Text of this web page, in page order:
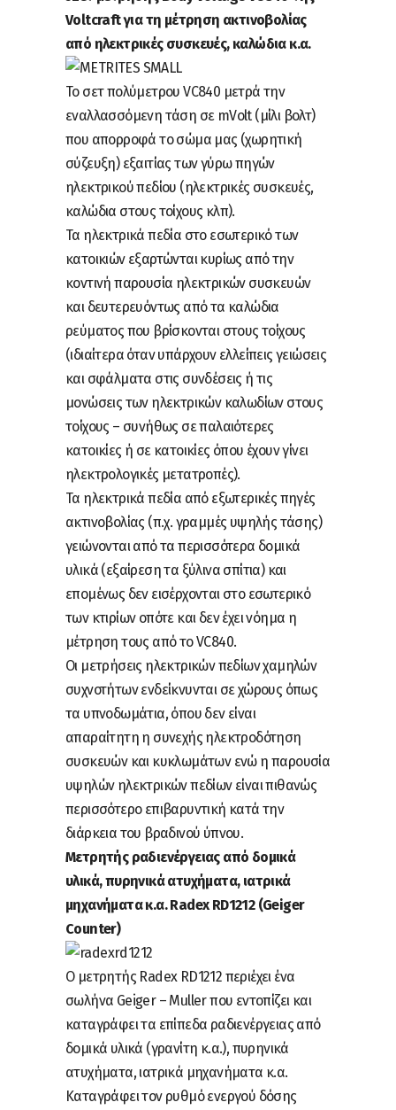
Voltcraft για τη μέτρηση ακτινοβολίας
από ηλεκτρικές συσκευές, καλώδια κ.α.
Το σετ πολύμετρου VC840 μετρά την
εναλλασσόμενη τάση σε mVolt (μίλι βολτ)
που απορροφά το σώμα μας (χωρητική
σύζευξη) εξαιτίας των γύρω πηγών
ηλεκτρικού πεδίου (ηλεκτρικές συσκευές,
καλώδια στους τοίχους κλπ).
Τα ηλεκτρικά πεδία στο εσωτερικό των
κατοικιών εξαρτώνται κυρίως από την
κοντινή παρουσία ηλεκτρικών συσκευών
και δευτερευόντως από τα καλώδια
ρεύματος που βρίσκονται στους τοίχους
(ιδιαίτερα όταν υπάρχουν ελλείπεις γειώσεις
και σφάλματα στις συνδέσεις ή τις
μονώσεις των ηλεκτρικών καλωδίων στους
τοίχους – συνήθως σε παλαιότερες
κατοικίες ή σε κατοικίες όπου έχουν γίνει
ηλεκτρολογικές μετατροπές).
Τα ηλεκτρικά πεδία από εξωτερικές πηγές
ακτινοβολίας (π.χ. γραμμές υψηλής τάσης)
γειώνονται από τα περισσότερα δομικά
υλικά (εξαίρεση τα ξύλινα σπίτια) και
επομένως δεν εισέρχονται στο εσωτερικό
των κτιρίων οπότε και δεν έχει νόημα η
μέτρηση τους από το VC840.
Οι μετρήσεις ηλεκτρικών πεδίων χαμηλών
συχνοτήτων ενδείκνυνται σε χώρους όπως
τα υπνοδωμάτια, όπου δεν είναι
απαραίτητη η συνεχής ηλεκτροδότηση
συσκευών και κυκλωμάτων ενώ η παρουσία
υψηλών ηλεκτρικών πεδίων είναι πιθανώς
περισσότερο επιβαρυντική κατά την
διάρκεια του βραδινού ύπνου.
Μετρητής ραδιενέργειας από δομικά
υλικά, πυρηνικά ατυχήματα, ιατρικά
μηχανήματα κ.α. Radex RD1212 (Geiger
Counter)
Ο μετρητής Radex RD1212 περιέχει ένα
σωλήνα Geiger – Muller που εντοπίζει και
καταγράφει τα επίπεδα ραδιενέργειας από
δομικά υλικά (γρανίτη κ.α.), πυρηνικά
ατυχήματα, ιατρικά μηχανήματα κ.α.
Kαταγράφει τον ρυθμό ενεργού δόσης